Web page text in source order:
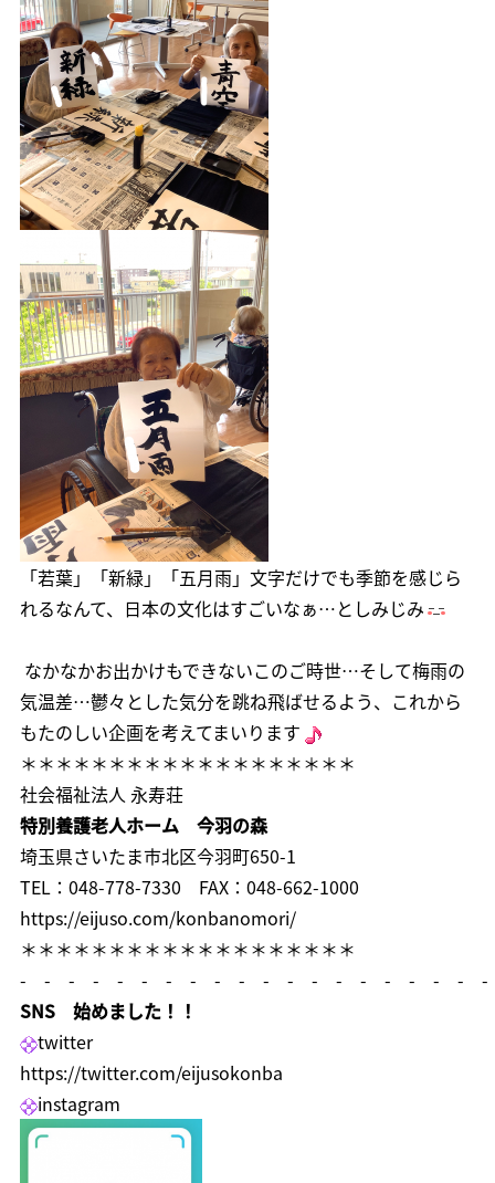
「若葉」「新緑」「五月雨」文字だけでも季節を感じら
れるなんて、日本の文化はすごいなぁ…としみじみ
なかなかお出かけもできないこのご時世…そして梅雨の
気温差…鬱々とした気分を跳ね飛ばせるよう、これから
もたのしい企画を考えてまいります
＊＊＊＊＊＊＊＊＊＊＊＊＊＊＊＊＊＊＊
社会福祉法人 永寿荘
特別養護老人ホーム 今羽の森
埼玉県さいたま市北区今羽町650-1
TEL：048-778-7330 FAX：048-662-1000
https://eijuso.com/konbanomori/
＊＊＊＊＊＊＊＊＊＊＊＊＊＊＊＊＊＊＊
- - - - - - - - - - - - - - - - - - - -
SNS 始めました！！
twitter
https://twitter.com/eijusokonba
instagram